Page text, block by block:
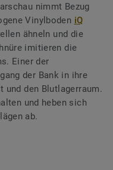
nimmt Bezug
Vinylboden iQ
ähneln und die
imitieren die
Einer der
der Bank in ihre
und den Blutlagerraum.
und heben sich
ab.